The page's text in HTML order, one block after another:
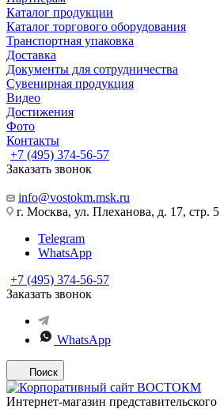
Каталог продукции
Каталог торгового оборудования
Транспортная упаковка
Доставка
Документы для сотрудничества
Сувенирная продукция
Видео
Достижения
Фото
Контакты
+7 (495) 374-56-57
Заказать звонок
info@vostokm.msk.ru
г. Москва, ул. Плеханова, д. 17, стр. 5
Telegram
WhatsApp
+7 (495) 374-56-57
Заказать звонок
WhatsApp
Поиск
Интернет-магазин представительского